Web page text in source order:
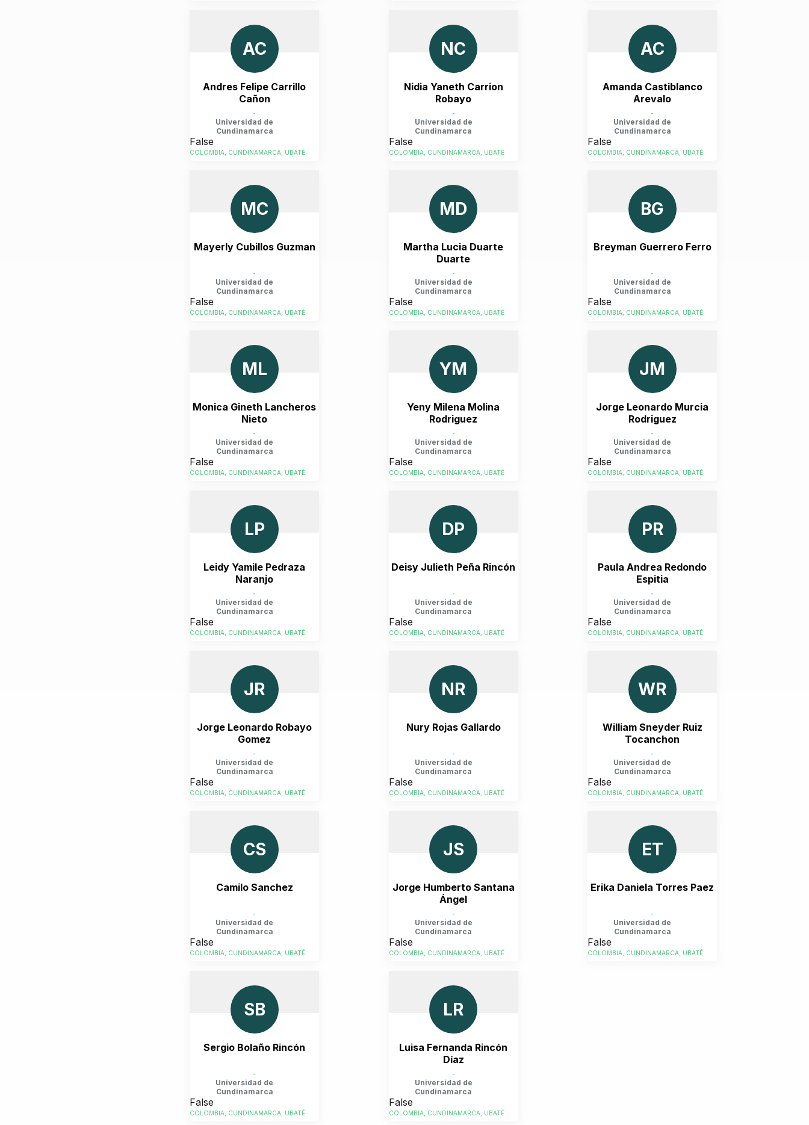
AC
Andres Felipe Carrillo
Cañon
-
Universidad de
Cundinamarca
False
COLOMBIA, CUNDINAMARCA, UBATÉ
NC
Nidia Yaneth Carrion
Robayo
-
Universidad de
Cundinamarca
False
COLOMBIA, CUNDINAMARCA, UBATÉ
AC
Amanda Castiblanco
Arevalo
-
Universidad de
Cundinamarca
False
COLOMBIA, CUNDINAMARCA, UBATÉ
MC
Mayerly Cubillos Guzman
-
Universidad de
Cundinamarca
False
COLOMBIA, CUNDINAMARCA, UBATÉ
MD
Martha Lucia Duarte
Duarte
-
Universidad de
Cundinamarca
False
COLOMBIA, CUNDINAMARCA, UBATÉ
BG
Breyman Guerrero Ferro
-
Universidad de
Cundinamarca
False
COLOMBIA, CUNDINAMARCA, UBATÉ
ML
Monica Gineth Lancheros
Nieto
-
Universidad de
Cundinamarca
False
COLOMBIA, CUNDINAMARCA, UBATÉ
YM
Yeny Milena Molina
Rodriguez
-
Universidad de
Cundinamarca
False
COLOMBIA, CUNDINAMARCA, UBATÉ
JM
Jorge Leonardo Murcia
Rodriguez
-
Universidad de
Cundinamarca
False
COLOMBIA, CUNDINAMARCA, UBATÉ
LP
Leidy Yamile Pedraza
Naranjo
-
Universidad de
Cundinamarca
False
COLOMBIA, CUNDINAMARCA, UBATÉ
DP
Deisy Julieth Peña Rincón
-
Universidad de
Cundinamarca
False
COLOMBIA, CUNDINAMARCA, UBATÉ
PR
Paula Andrea Redondo
Espitia
-
Universidad de
Cundinamarca
False
COLOMBIA, CUNDINAMARCA, UBATÉ
JR
Jorge Leonardo Robayo
Gomez
-
Universidad de
Cundinamarca
False
COLOMBIA, CUNDINAMARCA, UBATÉ
NR
Nury Rojas Gallardo
-
Universidad de
Cundinamarca
False
COLOMBIA, CUNDINAMARCA, UBATÉ
WR
William Sneyder Ruiz
Tocanchon
-
Universidad de
Cundinamarca
False
COLOMBIA, CUNDINAMARCA, UBATÉ
CS
Camilo Sanchez
-
Universidad de
Cundinamarca
False
COLOMBIA, CUNDINAMARCA, UBATÉ
JS
Jorge Humberto Santana
Ángel
-
Universidad de
Cundinamarca
False
COLOMBIA, CUNDINAMARCA, UBATÉ
ET
Erika Daniela Torres Paez
-
Universidad de
Cundinamarca
False
COLOMBIA, CUNDINAMARCA, UBATÉ
SB
Sergio Bolaño Rincón
-
Universidad de
Cundinamarca
False
COLOMBIA, CUNDINAMARCA, UBATÉ
LR
Luisa Fernanda Rincón
Díaz
-
Universidad de
Cundinamarca
False
COLOMBIA, CUNDINAMARCA, UBATÉ